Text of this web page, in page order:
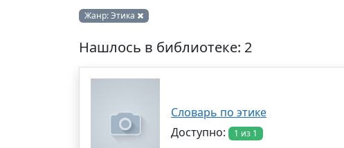
Жанр:Этика
Нашлось в библиотеке: 2
Словарь по этике
Доступно:
1 из 1